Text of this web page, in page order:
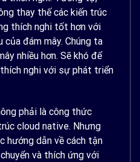
thay thế các kiến ​​trúc
thích nghi tốt hơn với
của đám mây. Chúng ta
nhiều hơn. Sẽ khó để
nghi với sự phát triển
phải là công thức
cloud native. Nhưng
hướng dẫn về cách tận
và thích ứng với